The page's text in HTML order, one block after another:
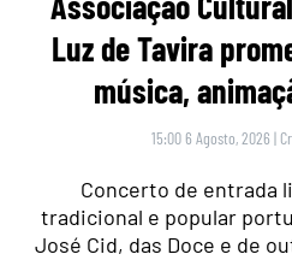
Luz de Tavira
música,
15:00 6 Agosto, 2026 |
Concerto de entrada
tradicional e popular
José Cid, das Doce e de